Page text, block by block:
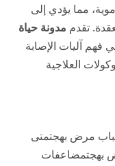
مما يؤدي إلى
تقدم مدونة حياة
فهم آليات الإصابة
العلاجية
مرض بهجتمتى
بهجتمضاعفات